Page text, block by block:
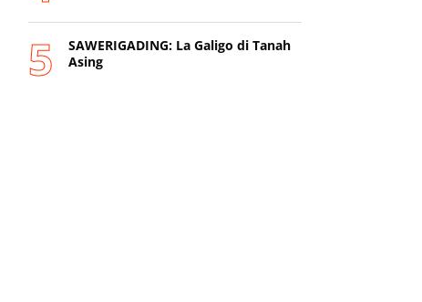
SAWERIGADING: La Galigo di Tanah
Asing